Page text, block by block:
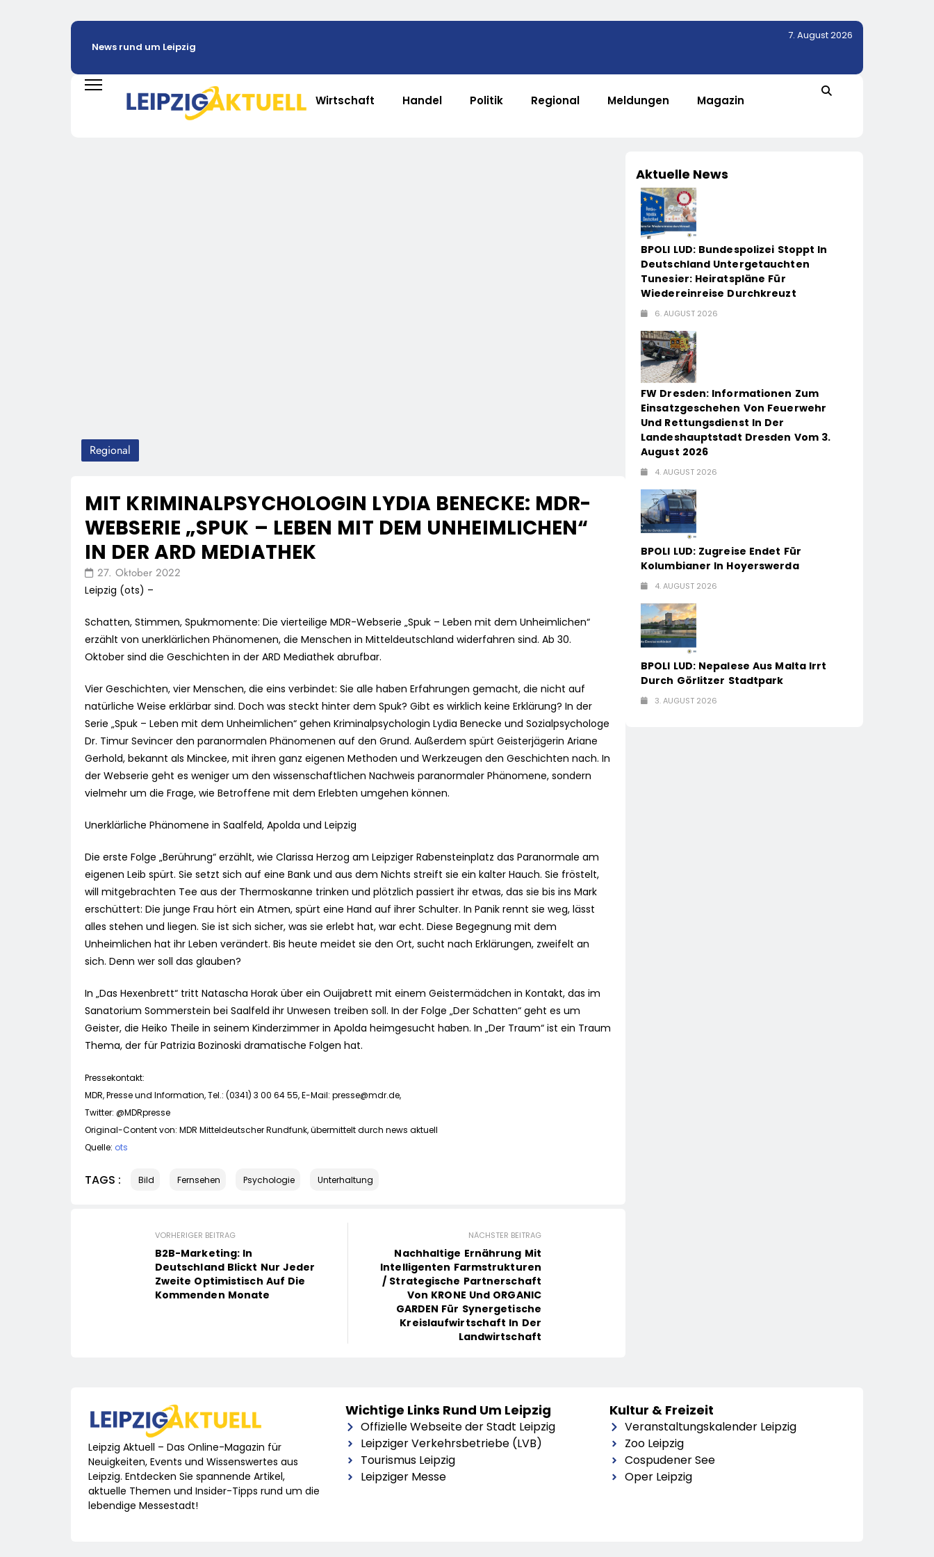
News rund um Leipzig
7. August 2026
Wirtschaft Handel Politik Regional Meldungen Magazin
Regional
MIT KRIMINALPSYCHOLOGIN LYDIA BENECKE: MDR-
WEBSERIE „SPUK – LEBEN MIT DEM UNHEIMLICHEN“
IN DER ARD MEDIATHEK
27. Oktober 2022
Leipzig (ots) –
Schatten, Stimmen, Spukmomente: Die vierteilige MDR-Webserie „Spuk – Leben mit dem Unheimlichen“
erzählt von unerklärlichen Phänomenen, die Menschen in Mitteldeutschland widerfahren sind. Ab 30.
Oktober sind die Geschichten in der ARD Mediathek abrufbar.
Vier Geschichten, vier Menschen, die eins verbindet: Sie alle haben Erfahrungen gemacht, die nicht auf
natürliche Weise erklärbar sind. Doch was steckt hinter dem Spuk? Gibt es wirklich keine Erklärung? In der
Serie „Spuk – Leben mit dem Unheimlichen“ gehen Kriminalpsychologin Lydia Benecke und Sozialpsychologe
Dr. Timur Sevincer den paranormalen Phänomenen auf den Grund. Außerdem spürt Geisterjägerin Ariane
Gerhold, bekannt als Minckee, mit ihren ganz eigenen Methoden und Werkzeugen den Geschichten nach. In
der Webserie geht es weniger um den wissenschaftlichen Nachweis paranormaler Phänomene, sondern
vielmehr um die Frage, wie Betroffene mit dem Erlebten umgehen können.
Unerklärliche Phänomene in Saalfeld, Apolda und Leipzig
Die erste Folge „Berührung“ erzählt, wie Clarissa Herzog am Leipziger Rabensteinplatz das Paranormale am
eigenen Leib spürt. Sie setzt sich auf eine Bank und aus dem Nichts streift sie ein kalter Hauch. Sie fröstelt,
will mitgebrachten Tee aus der Thermoskanne trinken und plötzlich passiert ihr etwas, das sie bis ins Mark
erschüttert: Die junge Frau hört ein Atmen, spürt eine Hand auf ihrer Schulter. In Panik rennt sie weg, lässt
alles stehen und liegen. Sie ist sich sicher, was sie erlebt hat, war echt. Diese Begegnung mit dem
Unheimlichen hat ihr Leben verändert. Bis heute meidet sie den Ort, sucht nach Erklärungen, zweifelt an
sich. Denn wer soll das glauben?
In „Das Hexenbrett“ tritt Natascha Horak über ein Ouijabrett mit einem Geistermädchen in Kontakt, das im
Sanatorium Sommerstein bei Saalfeld ihr Unwesen treiben soll. In der Folge „Der Schatten“ geht es um
Geister, die Heiko Theile in seinem Kinderzimmer in Apolda heimgesucht haben. In „Der Traum“ ist ein Traum
Thema, der für Patrizia Bozinoski dramatische Folgen hat.
Pressekontakt:
MDR, Presse und Information, Tel.: (0341) 3 00 64 55, E-Mail: presse@mdr.de,
Twitter: @MDRpresse
Original-Content von: MDR Mitteldeutscher Rundfunk, übermittelt durch news aktuell
Quelle: ots
TAGS : Bild Fernsehen Psychologie Unterhaltung
VORHERIGER BEITRAG
B2B-Marketing: In
Deutschland Blickt Nur Jeder
Zweite Optimistisch Auf Die
Kommenden Monate
NÄCHSTER BEITRAG
Nachhaltige Ernährung Mit
Intelligenten Farmstrukturen
/ Strategische Partnerschaft
Von KRONE Und ORGANIC
GARDEN Für Synergetische
Kreislaufwirtschaft In Der
Landwirtschaft
Aktuelle News
BPOLI LUD: Bundespolizei Stoppt In
Deutschland Untergetauchten
Tunesier: Heiratspläne Für
Wiedereinreise Durchkreuzt
6. AUGUST 2026
FW Dresden: Informationen Zum
Einsatzgeschehen Von Feuerwehr
Und Rettungsdienst In Der
Landeshauptstadt Dresden Vom 3.
August 2026
4. AUGUST 2026
BPOLI LUD: Zugreise Endet Für
Kolumbianer In Hoyerswerda
4. AUGUST 2026
BPOLI LUD: Nepalese Aus Malta Irrt
Durch Görlitzer Stadtpark
3. AUGUST 2026
Leipzig Aktuell – Das Online-Magazin für
Neuigkeiten, Events und Wissenswertes aus
Leipzig. Entdecken Sie spannende Artikel,
aktuelle Themen und Insider-Tipps rund um die
lebendige Messestadt!
Wichtige Links Rund Um Leipzig
Offizielle Webseite der Stadt Leipzig
Leipziger Verkehrsbetriebe (LVB)
Tourismus Leipzig
Leipziger Messe
Kultur & Freizeit
Veranstaltungskalender Leipzig
Zoo Leipzig
Cospudener See
Oper Leipzig